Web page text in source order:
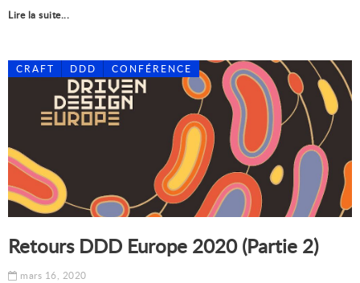
Lire la suite...
CRAFT DDD CONFÉRENCE
Retours DDD Europe 2020 (Partie 2)
mars 16, 2020